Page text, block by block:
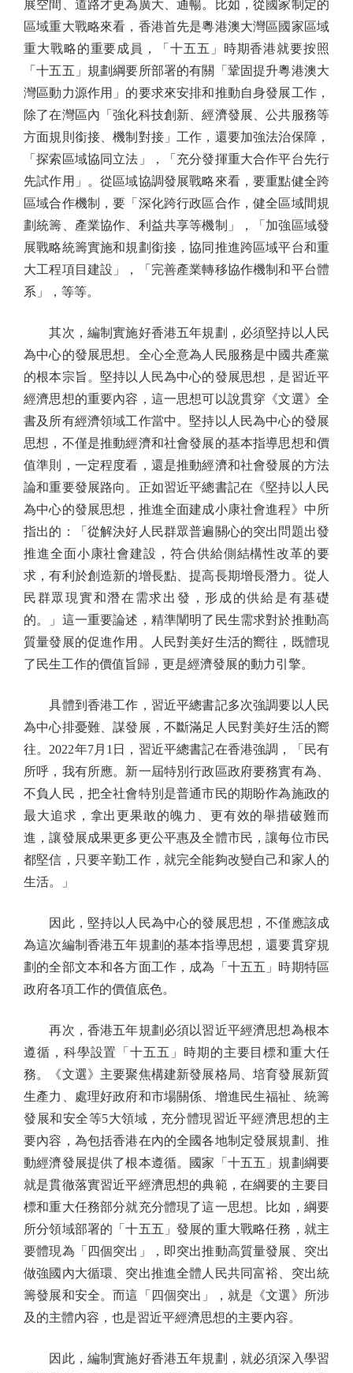
展空間、道路才更為廣大、通暢。比如，從國家制定的
區域重大戰略來看，香港首先是粵港澳大灣區國家區域
重大戰略的重要成員，「十五五」時期香港就要按照
「十五五」規劃綱要所部署的有關「鞏固提升粵港澳大
灣區動力源作用」的要求來安排和推動自身發展工作，
除了在灣區內「強化科技創新、經濟發展、公共服務等
方面規則銜接、機制對接」工作，還要加強法治保障，
「探索區域協同立法」，「充分發揮重大合作平台先行
先試作用」。從區域協調發展戰略來看，要重點健全跨
區域合作機制，要「深化跨行政區合作，健全區域間規
劃統籌、產業協作、利益共享等機制」，「加強區域發
展戰略統籌實施和規劃銜接，協同推進跨區域平台和重
大工程項目建設」，「完善產業轉移協作機制和平台體
系」，等等。
其次，編制實施好香港五年規劃，必須堅持以人民
為中心的發展思想。全心全意為人民服務是中國共產黨
的根本宗旨。堅持以人民為中心的發展思想，是習近平
經濟思想的重要內容，這一思想可以說貫穿《文選》全
書及所有經濟領域工作當中。堅持以人民為中心的發展
思想，不僅是推動經濟和社會發展的基本指導思想和價
值準則，一定程度看，還是推動經濟和社會發展的方法
論和重要發展路向。正如習近平總書記在《堅持以人民
為中心的發展思想，推進全面建成小康社會進程》中所
指出的：「從解決好人民群眾普遍關心的突出問題出發
推進全面小康社會建設，符合供給側結構性改革的要
求，有利於創造新的增長點、提高長期增長潛力。從人
民群眾現實和潛在需求出發，形成的供給是有基礎
的。」這一重要論述，精準闡明了民生需求對於推動高
質量發展的促進作用。人民對美好生活的嚮往，既體現
了民生工作的價值旨歸，更是經濟發展的動力引擎。
具體到香港工作，習近平總書記多次強調要以人民
為中心排憂難、謀發展，不斷滿足人民對美好生活的嚮
往。2022年7月1日，習近平總書記在香港強調，「民有
所呼，我有所應。新一屆特別行政區政府要務實有為、
不負人民，把全社會特別是普通市民的期盼作為施政的
最大追求，拿出更果敢的魄力、更有效的舉措破難而
進，讓發展成果更多更公平惠及全體市民，讓每位市民
都堅信，只要辛勤工作，就完全能夠改變自己和家人的
生活。」
因此，堅持以人民為中心的發展思想，不僅應該成
為這次編制香港五年規劃的基本指導思想，還要貫穿規
劃的全部文本和各方面工作，成為「十五五」時期特區
政府各項工作的價值底色。
再次，香港五年規劃必須以習近平經濟思想為根本
遵循，科學設置「十五五」時期的主要目標和重大任
務。《文選》主要聚焦構建新發展格局、培育發展新質
生產力、處理好政府和市場關係、增進民生福祉、統籌
發展和安全等5大領域，充分體現習近平經濟思想的主
要內容，為包括香港在內的全國各地制定發展規劃、推
動經濟發展提供了根本遵循。國家「十五五」規劃綱要
就是貫徹落實習近平經濟思想的典範，在綱要的主要目
標和重大任務部分就充分體現了這一思想。比如，綱要
所分領域部署的「十五五」發展的重大戰略任務，就主
要體現為「四個突出」，即突出推動高質量發展、突出
做強國內大循環、突出推進全體人民共同富裕、突出統
籌發展和安全。而這「四個突出」，就是《文選》所涉
及的主體內容，也是習近平經濟思想的主要內容。
因此，編制實施好香港五年規劃，就必須深入學習